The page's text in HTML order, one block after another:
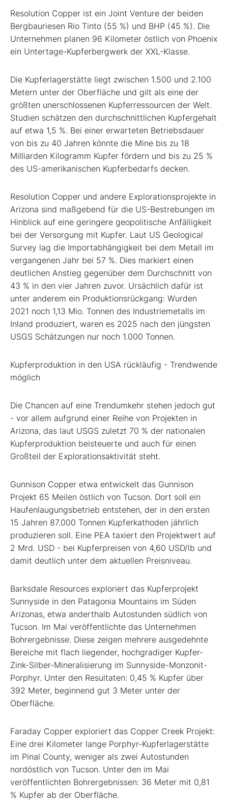
Resolution Copper ist ein Joint Venture der beiden
Bergbauriesen Rio Tinto (55 %) und BHP (45 %). Die
Unternehmen planen 96 Kilometer östlich von Phoenix
ein Untertage-Kupferbergwerk der XXL-Klasse.
Die Kupferlagerstätte liegt zwischen 1.500 und 2.100
Metern unter der Oberfläche und gilt als eine der
größten unerschlossenen Kupferressourcen der Welt.
Studien schätzen den durchschnittlichen Kupfergehalt
auf etwa 1,5 %. Bei einer erwarteten Betriebsdauer
von bis zu 40 Jahren könnte die Mine bis zu 18
Milliarden Kilogramm Kupfer fördern und bis zu 25 %
des US-amerikanischen Kupferbedarfs decken.
Resolution Copper und andere Explorationsprojekte in
Arizona sind maßgebend für die US-Bestrebungen im
Hinblick auf eine geringere geopolitische Anfälligkeit
bei der Versorgung mit Kupfer. Laut US Geological
Survey lag die Importabhängigkeit bei dem Metall im
vergangenen Jahr bei 57 %. Dies markiert einen
deutlichen Anstieg gegenüber dem Durchschnitt von
43 % in den vier Jahren zuvor. Ursächlich dafür ist
unter anderem ein Produktionsrückgang: Wurden
2021 noch 1,13 Mio. Tonnen des Industriemetalls im
Inland produziert, waren es 2025 nach den jüngsten
USGS Schätzungen nur noch 1.000 Tonnen.
Kupferproduktion in den USA rückläufig - Trendwende
möglich
Die Chancen auf eine Trendumkehr stehen jedoch gut
- vor allem aufgrund einer Reihe von Projekten in
Arizona, das laut USGS zuletzt 70 % der nationalen
Kupferproduktion beisteuerte und auch für einen
Großteil der Explorationsaktivität steht.
Gunnison Copper etwa entwickelt das Gunnison
Projekt 65 Meilen östlich von Tucson. Dort soll ein
Haufenlaugungsbetrieb entstehen, der in den ersten
15 Jahren 87.000 Tonnen Kupferkathoden jährlich
produzieren soll. Eine PEA taxiert den Projektwert auf
2 Mrd. USD - bei Kupferpreisen von 4,60 USD/lb und
damit deutlich unter dem aktuellen Preisniveau.
Barksdale Resources exploriert das Kupferprojekt
Sunnyside in den Patagonia Mountains im Süden
Arizonas, etwa anderthalb Autostunden südlich von
Tucson. Im Mai veröffentlichte das Unternehmen
Bohrergebnisse. Diese zeigen mehrere ausgedehnte
Bereiche mit flach liegender, hochgradiger Kupfer-
Zink-Silber-Mineralisierung im Sunnyside-Monzonit-
Porphyr. Unter den Resultaten: 0,45 % Kupfer über
392 Meter, beginnend gut 3 Meter unter der
Oberfläche.
Faraday Copper exploriert das Copper Creek Projekt:
Eine drei Kilometer lange Porphyr-Kupferlagerstätte
im Pinal County, weniger als zwei Autostunden
nordöstlich von Tucson. Unter den im Mai
veröffentlichten Bohrergebnissen: 36 Meter mit 0,81
% Kupfer ab der Oberfläche.